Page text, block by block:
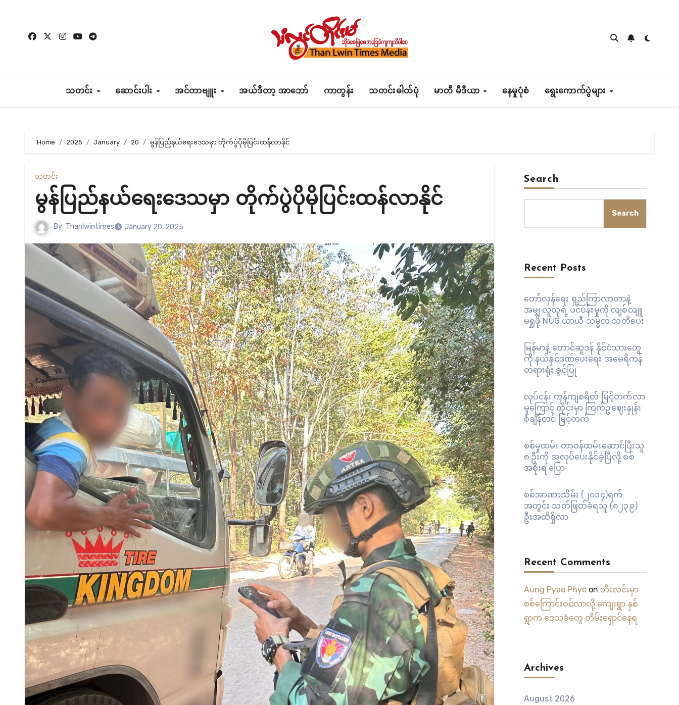
content
သတင်း ဆောင်းပါး အင်တာဗျူး အယ်ဒီတာ့ အာဘော် ကာတွန်း သတင်းဓါတ်ပုံ မာတီ မီဒီယာ နေမှုပုံစံ ရွေးကောက်ပွဲများ
Home 2025 January 20 မွန်ပြည်နယ်ရေးဒေသမှာ တိုက်ပွဲပိုမိုပြင်းထန်လာနိုင်
သတင်း
မွန်ပြည်နယ်ရေးဒေသမှာ တိုက်ပွဲပိုမိုပြင်းထန်လာနိုင်
By Thanlwintimes January 20, 2025
Search
Search
Recent Posts
တော်လှန်ရေး ရှည်ကြာလာတာနဲ့
အမျှ လူထုရဲ့ ပင်ပန်းမှုကို လျစ်လျူ
မရှုဖို့ NUG ယာယီ သမ္မတ သတိပေး
မြန်မာနဲ့ တောင်ဆူဒန် နိုင်ငံသားတွေ
ကို နယ်နှင်ဒဏ်ပေးရေး အမေရိကန်
တရားရုံး ခွင့်ပြု
လုပ်ငန်း ကုန်ကျစရိတ် မြင့်တက်လာ
မှုကြောင့် ထိုင်းမှာ ကြက်ဥဈေးနှုန်း
စံချိန်တင် မြင့်တက်
စစ်မှုထမ်း တာဝန်ထမ်းဆောင်ပြီးသူ
၈ ဦးကို အလုပ်ပေးနိုင်ခဲ့ပြီလို့ စစ်
အစိုးရ ပြော
စစ်အာဏာသိမ်း (၂၀၁၄)ရက်
အတွင်း သတ်ဖြတ်ခံရသူ (၈၂၃၉)
ဦးအထိရှိလာ
Recent Comments
Aung Pyae Phyoon ဘီးလင်းမှာ
စစ်ကြောင်းဝင်လာလို့ ကျေးရွာ နှစ်
ရွာက ဒေသခံတွေ တိမ်းရှောင်နေရ
Archives
August 2026